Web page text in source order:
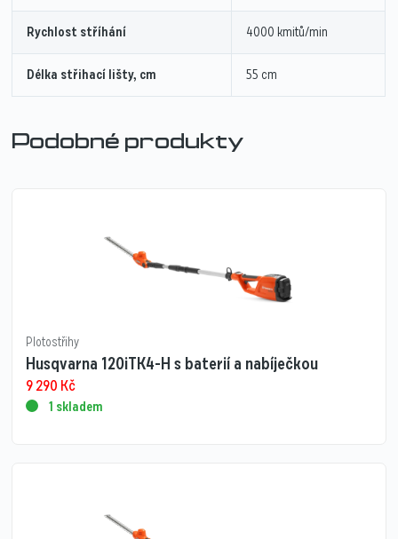
Rychlost stříhání 4000 kmitů/min
Délka střihací lišty, cm 55 cm
Podobné produkty
Plotostřihy
Husqvarna 120iTK4-H s baterií a nabíječkou
9 290 Kč
1 skladem